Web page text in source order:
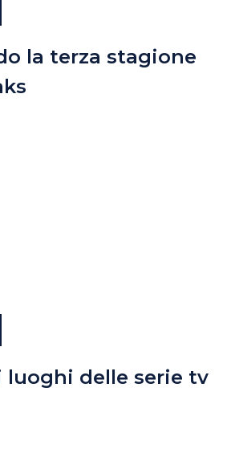
la terza stagione
luoghi delle serie tv